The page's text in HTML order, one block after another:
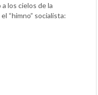
los cielos de la
“himno” socialista: